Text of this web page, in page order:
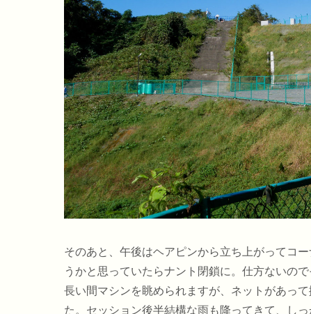
そのあと、午後はヘアピンから立ち上がってコ
うかと思っていたらナント閉鎖に。仕方ないの
長い間マシンを眺められますが、ネットがあっ
た。セッション後半結構な雨も降ってきて、し